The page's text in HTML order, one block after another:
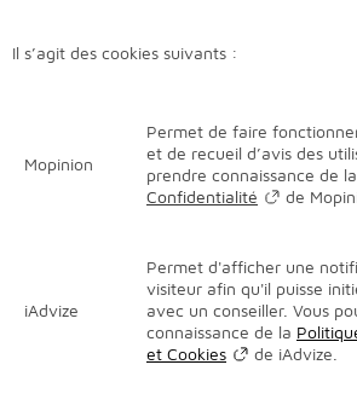
Il s’agit des cookies suivants :
Mopinion
Permet de faire
et de recueil d’avis des
prendre connaissance de la
Confidentialité
de
iAdvize
Permet d'afficher une
visiteur afin qu'il puisse
avec un conseiller. Vous
connaissance de la
et Cookies
de iAdvize.